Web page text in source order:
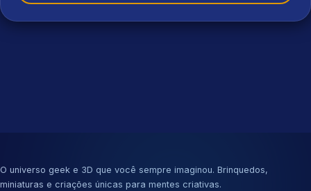
O universo geek e 3D que você sempre imaginou. Brinquedos,
miniaturas e criações únicas para mentes criativas.